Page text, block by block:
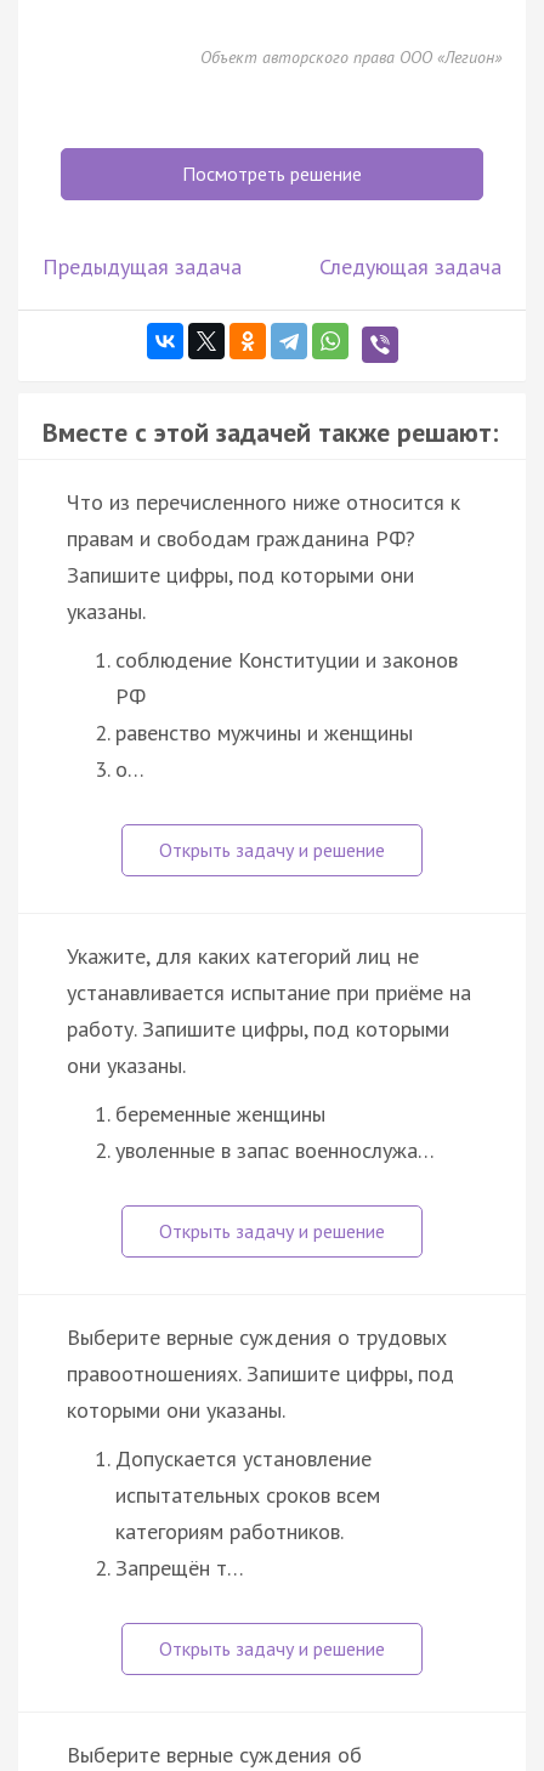
Объект авторского права ООО «Легион»
Посмотреть решение
Предыдущая задача Следующая задача
Вместе с этой задачей также решают:
Что из перечисленного ниже относится к
правам и свободам гражданина РФ?
Запишите цифры, под которыми они
указаны.
соблюдение Конституции и законов
РФ
равенство мужчины и женщины
о…
Укажите, для каких категорий лиц не
устанавливается испытание при приёме на
работу. Запишите цифры, под которыми
они указаны.
беременные женщины
уволенные в запас военнослужа…
Выберите верные суждения о трудовых
правоотношениях. Запишите цифры, под
которыми они указаны.
Допускается установление
испытательных сроков всем
категориям работников.
Запрещён т…
Выберите верные суждения об